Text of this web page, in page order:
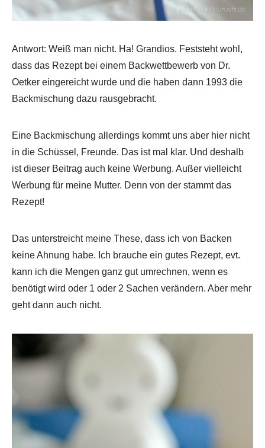
Antwort: Weiß man nicht. Ha! Grandios. Feststeht wohl,
dass das Rezept bei einem Backwettbewerb von Dr.
Oetker eingereicht wurde und die haben dann 1993 die
Backmischung dazu rausgebracht.
Eine Backmischung allerdings kommt uns aber hier nicht
in die Schüssel, Freunde. Das ist mal klar. Und deshalb
ist dieser Beitrag auch keine Werbung. Außer vielleicht
Werbung für meine Mutter. Denn von der stammt das
Rezept!
Das unterstreicht meine These, dass ich von Backen
keine Ahnung habe. Ich brauche ein gutes Rezept, evt.
kann ich die Mengen ganz gut umrechnen, wenn es
benötigt wird oder 1 oder 2 Sachen verändern. Aber mehr
geht dann auch nicht.